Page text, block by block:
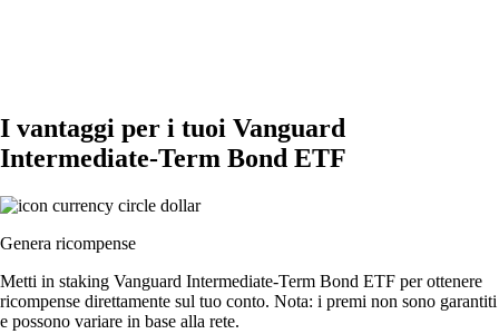
I vantaggi per i tuoi Vanguard
Intermediate-Term Bond ETF
Genera ricompense
Metti in staking Vanguard Intermediate-Term Bond ETF per ottenere
ricompense direttamente sul tuo conto. Nota: i premi non sono garantiti
e possono variare in base alla rete.